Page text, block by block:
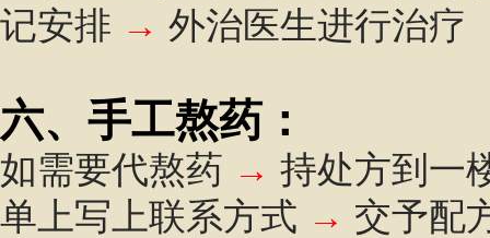
记安排 → 外治医生进行治疗
六、手工熬药：
如需要代熬药 → 持处方到一
单上写上联系方式 → 交予配